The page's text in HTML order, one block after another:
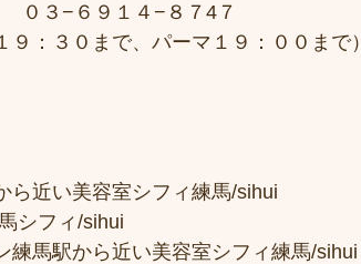
０３−６９１４−８７4７
：３０まで、パーマ１９：００まで）
ら近い美容室シフィ練馬/sihui
シフィ/sihui
練馬駅から近い美容室シフィ練馬/sihui